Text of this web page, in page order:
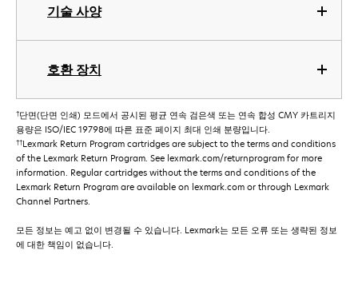
기술 사양
호환 장치
†단면(단면 인쇄) 모드에서 공시된 평균 연속 검은색 또는 연속 합성 CMY 카트리지
용량은 ISO/IEC 19798에 따른 표준 페이지 최대 인쇄 분량입니다.
††Lexmark Return Program cartridges are subject to the terms and conditions
of the Lexmark Return Program. See lexmark.com/returnprogram for more
information. Regular cartridges without the terms and conditions of the
Lexmark Return Program are available on lexmark.com or through Lexmark
Channel Partners.
모든 정보는 예고 없이 변경될 수 있습니다. Lexmark는 모든 오류 또는 생략된 정보
에 대한 책임이 없습니다.